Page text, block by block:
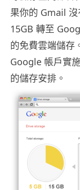
果你的 Gmail
15GB 轉至
的免費雲端儲存
Google 帳戶實
的儲存安排。